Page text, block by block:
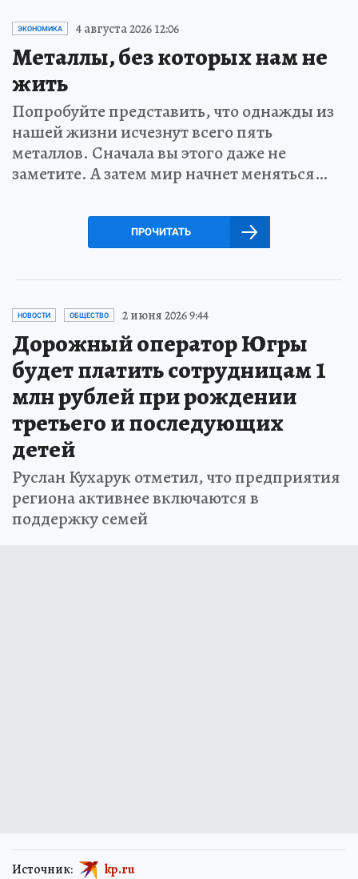
ЭКОНОМИКА 4 августа 2026 12:06
Металлы, без которых нам не
жить
Попробуйте представить, что однажды из
нашей жизни исчезнут всего пять
металлов. Сначала вы этого даже не
заметите. А затем мир начнет меняться…
ПРОЧИТАТЬ
НОВОСТИ ОБЩЕСТВО 2 июня 2026 9:44
Дорожный оператор Югры
будет платить сотрудницам 1
млн рублей при рождении
третьего и последующих
детей
Руслан Кухарук отметил, что предприятия
региона активнее включаются в
поддержку семей
Источник: kp.ru